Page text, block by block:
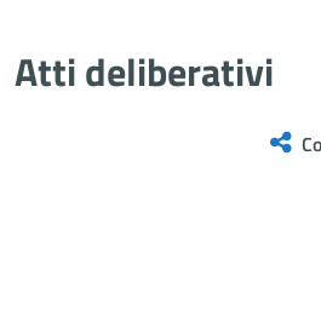
Atti deliberativi